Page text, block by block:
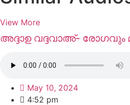
View More
അദ്ദാഉ വദ്ദവാഅ്- രോഗവും
May 10, 2024
4:52 pm